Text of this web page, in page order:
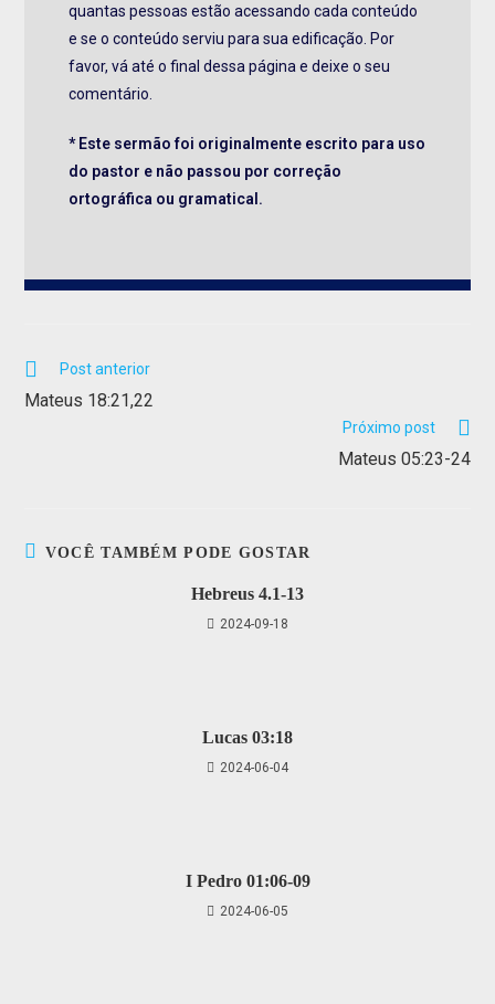
quantas pessoas estão acessando cada conteúdo
e se o conteúdo serviu para sua edificação. Por
favor, vá até o final dessa página e deixe o seu
comentário.
* Este sermão foi originalmente escrito para uso
do pastor e não passou por correção
ortográfica ou gramatical.
Post anterior
Mateus 18:21,22
Próximo post
Mateus 05:23-24
VOCÊ TAMBÉM PODE GOSTAR
Hebreus 4.1-13
2024-09-18
Lucas 03:18
2024-06-04
I Pedro 01:06-09
2024-06-05